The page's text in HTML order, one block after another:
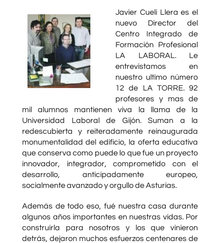
Javier Cueli Llera es el
nuevo Director del
Centro Integrado de
Formación Profesional
LA LABORAL. Le
entrevistamos en
nuestro ultimo número
12 de LA TORRE. 92
profesores y mas de
mil alumnos mantienen viva la llama de la
Universidad Laboral de Gijón. Suman a la
redescubierta y reiteradamente reinaugurada
monumentalidad del edificio, la oferta educativa
que conserva como puede lo que fue un proyecto
innovador, integrador, comprometido con el
desarrollo, anticipadamente europeo,
socialmente avanzado y orgullo de Asturias.
Además de todo eso, fué nuestra casa durante
algunos años importantes en nuestras vidas. Por
construirla para nosotros y los que vinieron
detrás, dejaron muchos esfuerzos centenares de